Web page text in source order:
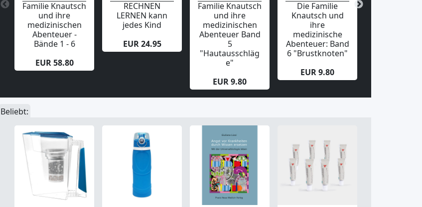
Familie Knautsch
und ihre
medizinischen
Abenteuer -
Bände 1 - 6
EUR 58.80
RECHNEN
LERNEN kann
jedes Kind
EUR 24.95
Familie Knautsch
und ihre
medizinischen
Abenteuer Band
5
"Hautausschläg
e"
EUR 9.80
Die Familie
Knautsch und
ihre
medizinische
Abenteuer: Band
6 "Brustknoten"
EUR 9.80
Beliebt: